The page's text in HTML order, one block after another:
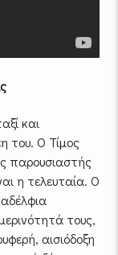
και
του. O Τίμος
παρουσιαστής
η τελευταία. Ο
τους,
αισιόδοξη